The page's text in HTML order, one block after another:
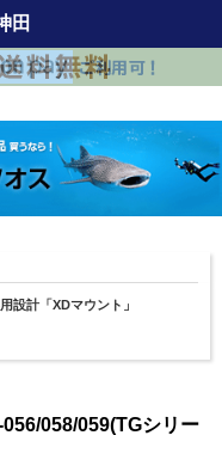
田
設計「XDマウント」
058/059(TGシリー